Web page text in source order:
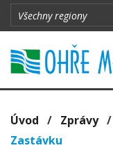
Úvod / Zprávy/
Zastávku